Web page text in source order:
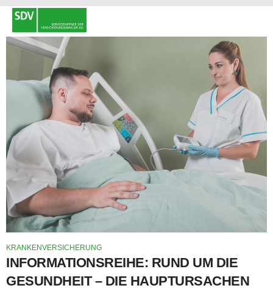
KRANKENVERSICHERUNG
INFORMATIONSREIHE: RUND UM DIE
GESUNDHEIT – DIE HAUPTURSACHEN